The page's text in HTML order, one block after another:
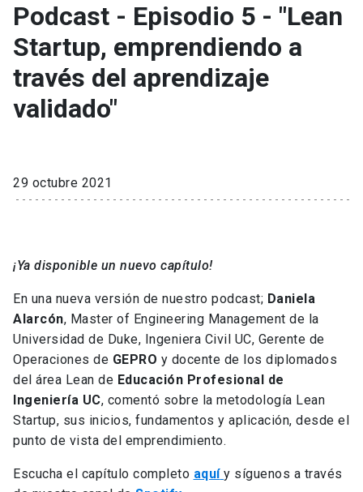
Podcast - Episodio 5 - "Lean
Startup, emprendiendo a
través del aprendizaje
validado"
29 octubre 2021
¡Ya disponible un nuevo capítulo!
En una nueva versión de nuestro podcast; Daniela
Alarcón, Master of Engineering Management de la
Universidad de Duke, Ingeniera Civil UC, Gerente de
Operaciones de GEPRO y docente de los diplomados
del área Lean de Educación Profesional de
Ingeniería UC, comentó sobre la metodología Lean
Startup, sus inicios, fundamentos y aplicación, desde el
punto de vista del emprendimiento.
Escucha el capítulo completo aquí y síguenos a través